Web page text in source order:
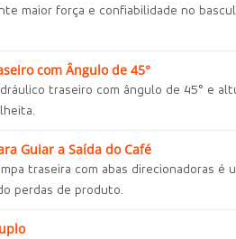
maior força e confiabilidade no
com Ângulo de 45°
traseiro com ângulo de 45° e
Guiar a Saída do Café
traseira com abas direcionadoras
perdas de produto.